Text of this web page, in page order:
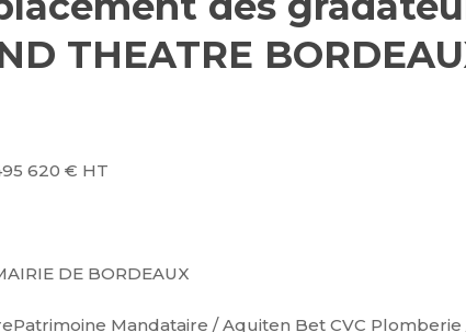
THEATRE
620 € HT
DE BORDEAUX
Mandataire / Aquiten Bet CVC